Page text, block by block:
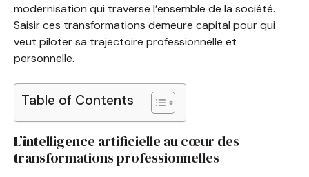
modernisation qui traverse l’ensemble de la société.
Saisir ces transformations demeure capital pour qui
veut piloter sa trajectoire professionnelle et
personnelle.
Table of Contents
L’intelligence artificielle au cœur des
transformations professionnelles